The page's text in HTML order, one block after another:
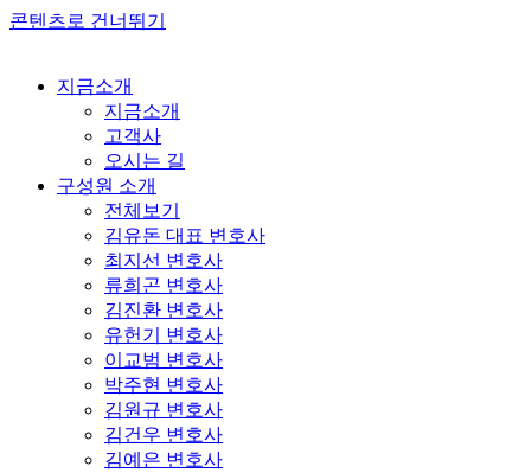
콘텐츠로 건너뛰기
지금소개
지금소개
고객사
오시는 길
구성원 소개
전체보기
김유돈 대표 변호사
최지선 변호사
류희곤 변호사
김진환 변호사
유헌기 변호사
이교범 변호사
박주현 변호사
김원규 변호사
김건우 변호사
김예은 변호사